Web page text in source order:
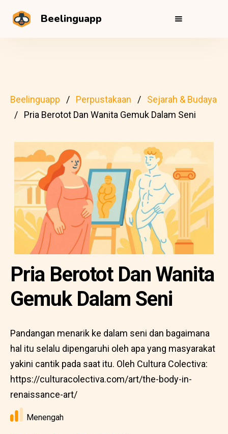
Beelinguapp
Beelinguapp Perpustakaan
Sejarah & Budaya
Pria Berotot Dan Wanita Gemuk Dalam Seni
Pria Berotot Dan Wanita
Gemuk Dalam Seni
Pandangan menarik ke dalam seni dan bagaimana
hal itu selalu dipengaruhi oleh apa yang masyarakat
yakini cantik pada saat itu. Oleh Cultura Colectiva:
https://culturacolectiva.com/art/the-body-in-
renaissance-art/
Menengah